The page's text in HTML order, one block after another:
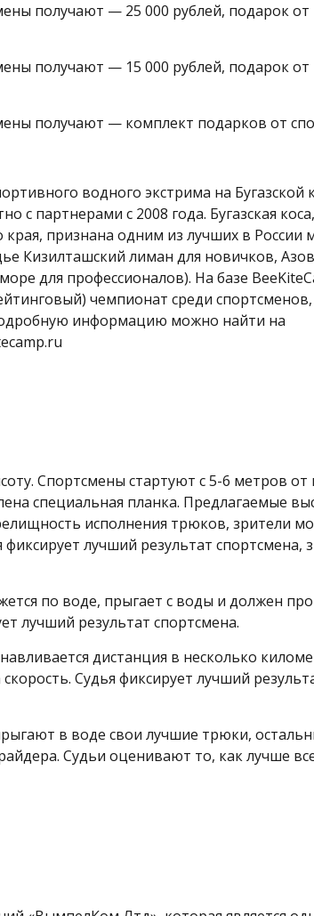
получают — 25 000 рублей, подарок от
получают — 15 000 рублей, подарок от
получают — комплект подарков от
водного экстрима на Бугазской
с партнерами с 2008 года. Бугазская коса,
признана одним из лучших в России
Кизилташский лиман для новичков,
для профессионалов). На базе
чемпионат среди
информацию можно найти на
Спортсмены стартуют с 5-6 метров от
специальная планка. Предлагаемые
исполнения трюков, зрители
лучший результат спортсмена,
по воде, прыгает с воды и должен
лучший результат спортсмена.
дистанция в несколько
Судья фиксирует лучший
в воде свои лучшие трюки,
Судьи оценивают то, как лучше